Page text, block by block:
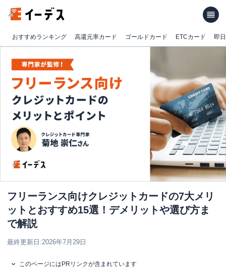
おすすめランキング 高還元率カード ゴールドカード ETCカード 即
フリーランス向けクレジットカードの7大メリ
ットとおすすめ15選！デメリットや選び方ま
で解説
最終更新日:2026年7月29日
このページにはPRリンクが含まれています